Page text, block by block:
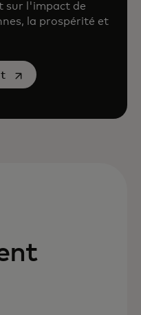
sur l'impact de
la prospérité et
s’ouvre dans un nouvel